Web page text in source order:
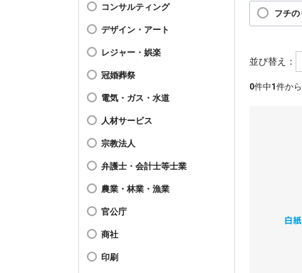
コンサルティング
デザイン・アート
レジャー・娯楽
冠婚葬祭
電気・ガス・水道
人材サービス
宗教法人
弁護士・会計士等士業
農業・林業・漁業
官公庁
商社
印刷
フチ
並び替え：
0件中1 件から